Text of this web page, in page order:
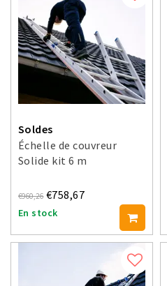
Soldes
Échelle de couvreur
Solide kit 6 m
€960,26 €758,67
En stock